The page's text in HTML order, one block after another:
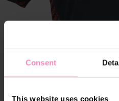
Consent
This website uses cookies